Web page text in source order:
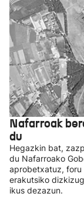
Nafarroak
du
Hegazkin bat,
du Nafarroako
aprobetxatuz, foru
erakutsiko
ikus dezazun.